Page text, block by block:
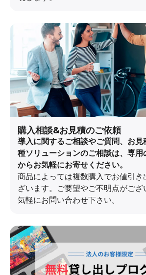
購入相談&お見積のご依頼
導入に関するご相談やご質問、お見
種ソリューションのご相談は、専用
からお気軽にお寄せください。
商品によっては複数購入でお値引き
ざいます。ご要望やご不明点がござ
気軽にお問い合わせ下さい。